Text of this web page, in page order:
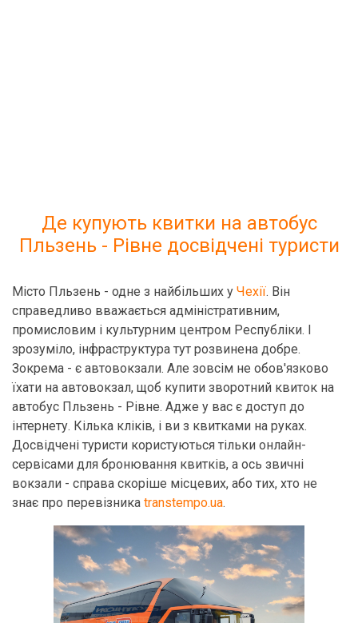
Де купують квитки на автобус
Пльзень - Рівне досвідчені туристи
Місто Пльзень - одне з найбільших у Чехії. Він
справедливо вважається адміністративним,
промисловим і культурним центром Республіки. І
зрозуміло, інфраструктура тут розвинена добре.
Зокрема - є автовокзали. Але зовсім не обов'язково
їхати на автовокзал, щоб купити зворотний квиток на
автобус Пльзень - Рівне. Адже у вас є доступ до
інтернету. Кілька кліків, і ви з квитками на руках.
Досвідчені туристи користуються тільки онлайн-
сервісами для бронювання квитків, а ось звичні
вокзали - справа скоріше місцевих, або тих, хто не
знає про перевізника transtempo.ua.